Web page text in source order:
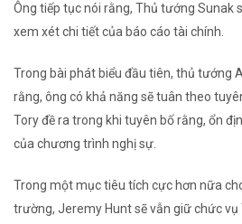
Ông tiếp tục nói rằng, Thủ tướng Sunak
xem xét chi tiết của báo cáo tài chính.
Trong bài phát biểu đầu tiên, thủ tướng
rằng, ông có khả năng sẽ tuân theo
Tory đề ra trong khi tuyên bố rằng, ổn
của chương trình nghị sự.
Trong một mục tiêu tích cực hơn nữa
trường, Jeremy Hunt sẽ vẫn giữ chức vụ